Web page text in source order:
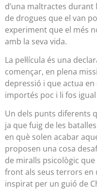
d’una maltractes durant
de drogues que el van
experiment que el més
amb la seva vida.
La pel·lícula és una
començar, en plena
depressió i que actua
importés poc i li fos
Un dels punts diferents
ja que fuig de les
en què solen acabar
proposen una cosa
de miralls psicològic
front als seus terrors en
inspirat per un guió de